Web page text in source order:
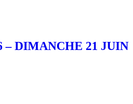
– DIMANCHE 21 JUIN